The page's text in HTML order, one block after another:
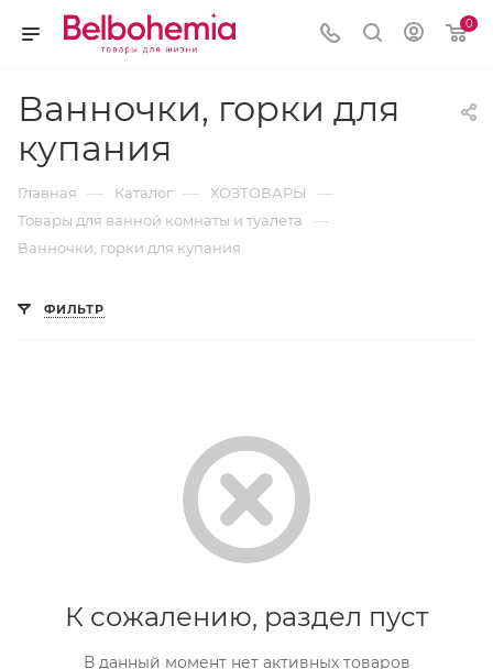
0
Ванночки, горки для
купания
Главная — Каталог — ХОЗТОВАРЫ —
Товары для ванной комнаты и туалета —
Ванночки, горки для купания
ФИЛЬТР
К сожалению, раздел пуст
В данный момент нет активных товаров